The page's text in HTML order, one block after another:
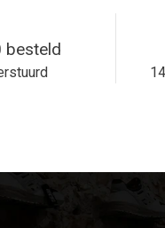
besteld